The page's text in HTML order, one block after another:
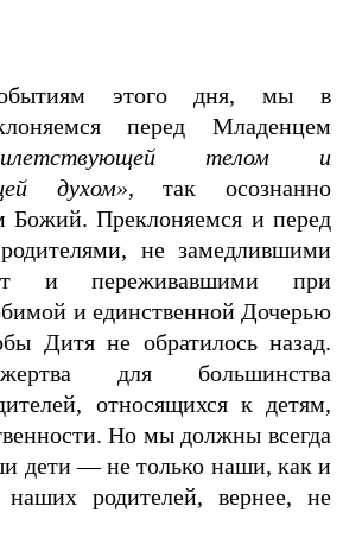
этого дня, мы в
перед Младенцем
телом и
духом», так осознанно
Божий. Преклоняемся и перед
не замедлившими
и переживавшими при
и единственной Дочерью
Дитя не обратилось назад.
для большинства
относящихся к детям,
Но мы должны всегда
дети — не только наши, как и
родителей, вернее, не